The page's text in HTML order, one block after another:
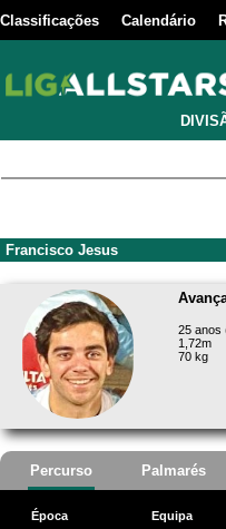
Classificações Calendário
Francisco Jesus
25 anos
1,72m
70 kg
Percurso Palmarés
Época Equipa